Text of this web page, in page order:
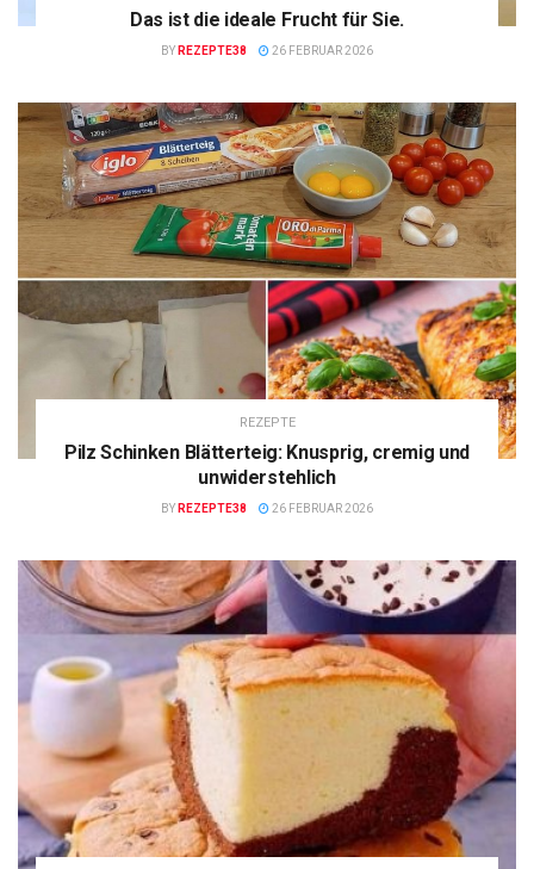
Das ist die ideale Frucht für Sie.
BY REZEPTE38 26 FEBRUAR 2026
REZEPTE
Pilz Schinken Blätterteig: Knusprig, cremig und
unwiderstehlich
BY REZEPTE38 26 FEBRUAR 2026